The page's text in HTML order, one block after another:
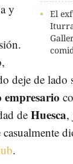
El
y
deje de lado
empresario
de Huesca,
.